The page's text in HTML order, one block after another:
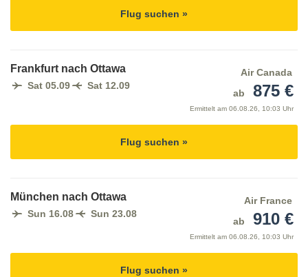
Flug suchen »
Frankfurt nach Ottawa
Sat 05.09 Sat 12.09
Air Canada
ab
875 €
Ermittelt am 06.08.26, 10:03 Uhr
Flug suchen »
München nach Ottawa
Sun 16.08 Sun 23.08
Air France
ab
910 €
Ermittelt am 06.08.26, 10:03 Uhr
Flug suchen »